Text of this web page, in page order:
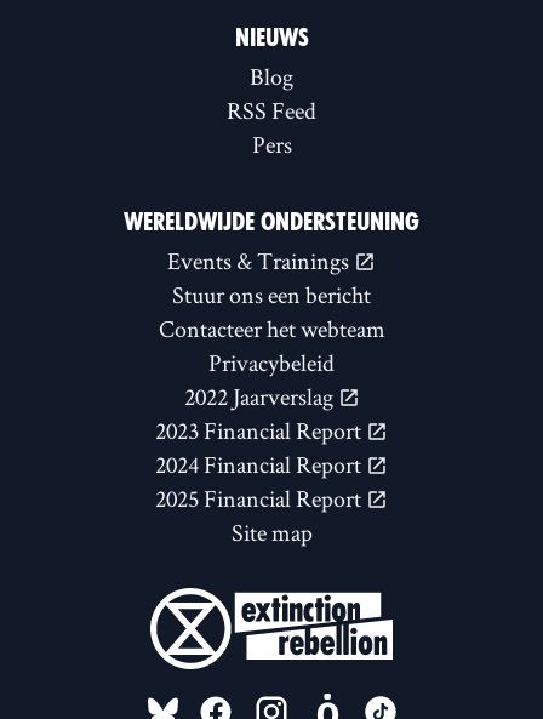
NIEUWS
Blog
RSS Feed
Pers
WERELDWIJDE ONDERSTEUNING
Events & Trainings
Stuur ons een bericht
Contacteer het webteam
Privacybeleid
2022 Jaarverslag
2023 Financial Report
2024 Financial Report
2025 Financial Report
Site map
FOLLOW US ON